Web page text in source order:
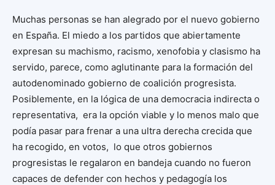
Muchas personas se han alegrado por el nuevo gobierno
en España. El miedo a los partidos que abiertamente
expresan su machismo, racismo, xenofobia y clasismo ha
servido, parece, como aglutinante para la formación del
autodenominado gobierno de coalición progresista.
Posiblemente, en la lógica de una democracia indirecta o
representativa, era la opción viable y lo menos malo que
podía pasar para frenar a una ultra derecha crecida que
ha recogido, en votos, lo que otros gobiernos
progresistas le regalaron en bandeja cuando no fueron
capaces de defender con hechos y pedagogía los